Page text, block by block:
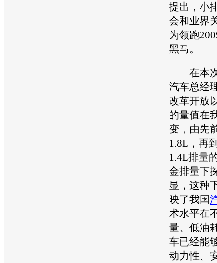
提出，小
会和业界
为领跑
黑马。
在本次
汽车总经
改革开放
的量值在
变，由先
1.8L，再
1.4L排量
金排量下
显，这种
映了我国
术水平在
量、低油
车已经能
动力性、